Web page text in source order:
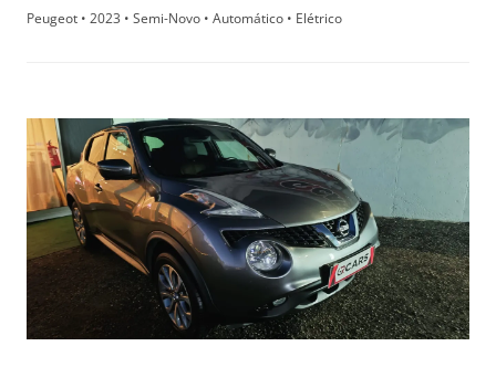
Peugeot • 2023 • Semi-Novo • Automático • Elétrico